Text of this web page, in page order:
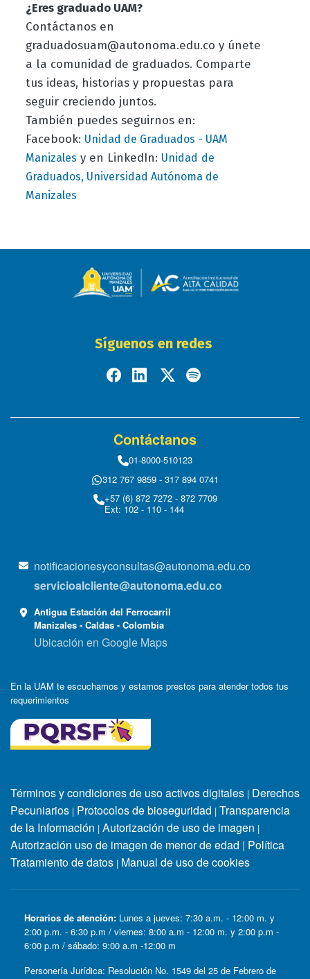
¿Eres graduado UAM?
Contáctanos en
graduadosuam@autonoma.edu.co y únete
a la comunidad de graduados. Comparte
tus ideas, historias y propuestas para
seguir creciendo juntos.
También puedes seguirnos en:
Facebook: Unidad de Graduados - UAM
Manizales y en LinkedIn: Unidad de
Graduados, Universidad Autónoma de
Manizales
Síguenos en redes
Contáctanos
01-8000-510123
312 767 9859 - 317 894 0741
+57 (6) 872 7272 - 872 7709
Ext: 102 - 110 - 144
notificacionesyconsultas@autonoma.edu.co
servicioalcliente@autonoma.edu.co
Antigua Estación del Ferrocarril
Manizales - Caldas - Colombia
Ubicación en Google Maps
En la UAM te escuchamos y estamos prestos para atender todos tus
requerimientos
Términos y condiciones de uso activos digitales | Derechos
Pecuniarios | Protocolos de bioseguridad | Transparencia
de la Información | Autorización de uso de imagen |
Autorización uso de imagen de menor de edad | Política
Tratamiento de datos | Manual de uso de cookies
Horarios de atención: Lunes a jueves: 7:30 a.m. - 12:00 m. y
2:00 p.m. - 6:30 p.m / viernes: 8:00 a.m - 12:00 m. y 2:00 p.m -
6:00 p.m / sábado: 9:00 a.m -12:00 m
Personería Jurídica: Resolución No. 1549 del 25 de Febrero de